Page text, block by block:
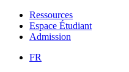
Ressources
Espace Étudiant
Admission
FR